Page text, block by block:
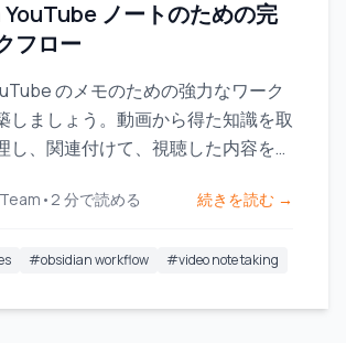
ノートのための完
フロー
のメモのための強力なワーク
しましょう。動画から得た知識を取
し、関連付けて、視聴した内容を実
• 2 分で読める 続きを読む →
#obsidian workflow #video note taking